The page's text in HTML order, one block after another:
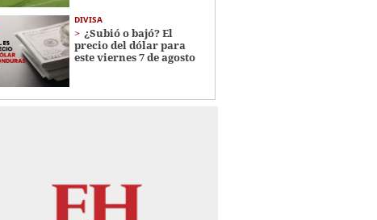
DIVISA
¿Subió o bajó? El
precio del dólar para
este viernes 7 de agosto